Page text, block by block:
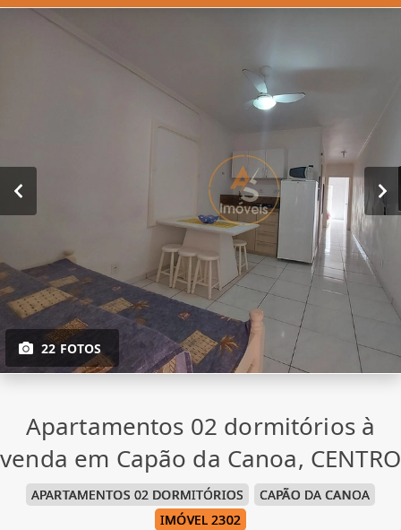
22 FOTOS
Apartamentos 02 dormitórios à
venda em Capão da Canoa, CENTRO
APARTAMENTOS 02 DORMITÓRIOS
CAPÃO DA CANOA
IMÓVEL 2302